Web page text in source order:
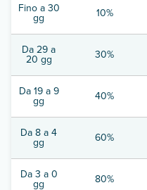
Fino a 30
gg 10%
Da 29 a
20 gg 30%
Da 19 a 9
gg 40%
Da 8 a 4
gg 60%
Da 3 a 0
gg 80%